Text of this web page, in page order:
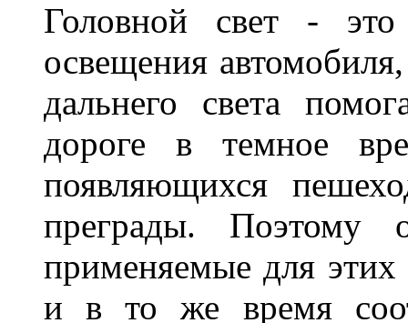
Головной свет -
освещения
дальнего света
дороге в темное
появляющихся
преграды. Поэтому
применяемые для
и в то же время